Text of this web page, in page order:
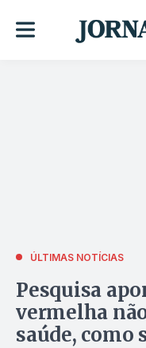
ÚLTIMAS NOTÍCIAS
Pesquisa
vermelha
saúde, como